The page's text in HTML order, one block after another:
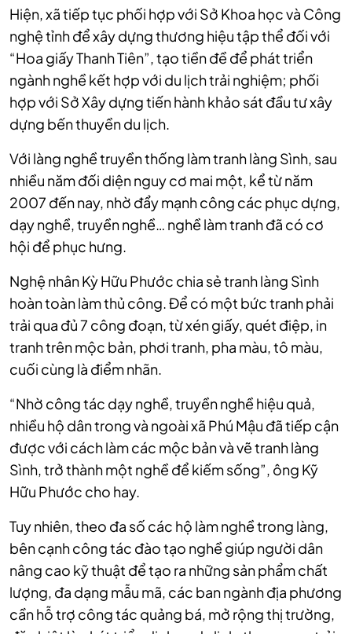
Hiện, xã tiếp tục phối hợp với Sở Khoa học và Công
nghệ tỉnh để xây dựng thương hiệu tập thể đối với
“Hoa giấy Thanh Tiên”, tạo tiền đề để phát triển
ngành nghề kết hợp với du lịch trải nghiệm; phối
hợp với Sở Xây dựng tiến hành khảo sát đầu tư xây
dựng bến thuyền du lịch.
Với làng nghề truyền thống làm tranh làng Sình, sau
nhiều năm đối diện nguy cơ mai một, kể từ năm
2007 đến nay, nhờ đẩy mạnh công các phục dựng,
dạy nghề, truyền nghề… nghề làm tranh đã có cơ
hội để phục hưng.
Nghệ nhân Kỳ Hữu Phước chia sẻ tranh làng Sình
hoàn toàn làm thủ công. Để có một bức tranh phải
trải qua đủ 7 công đoạn, từ xén giấy, quét điệp, in
tranh trên mộc bản, phơi tranh, pha màu, tô màu,
cuối cùng là điểm nhãn.
“Nhờ công tác dạy nghề, truyền nghề hiệu quả,
nhiều hộ dân trong và ngoài xã Phú Mậu đã tiếp cận
được với cách làm các mộc bản và vẽ tranh làng
Sình, trở thành một nghề để kiếm sống”, ông Kỹ
Hữu Phước cho hay.
Tuy nhiên, theo đa số các hộ làm nghề trong làng,
bên cạnh công tác đào tạo nghề giúp người dân
nâng cao kỹ thuật để tạo ra những sản phẩm chất
lượng, đa dạng mẫu mã, các ban ngành địa phương
cần hỗ trợ công tác quảng bá, mở rộng thị trường,